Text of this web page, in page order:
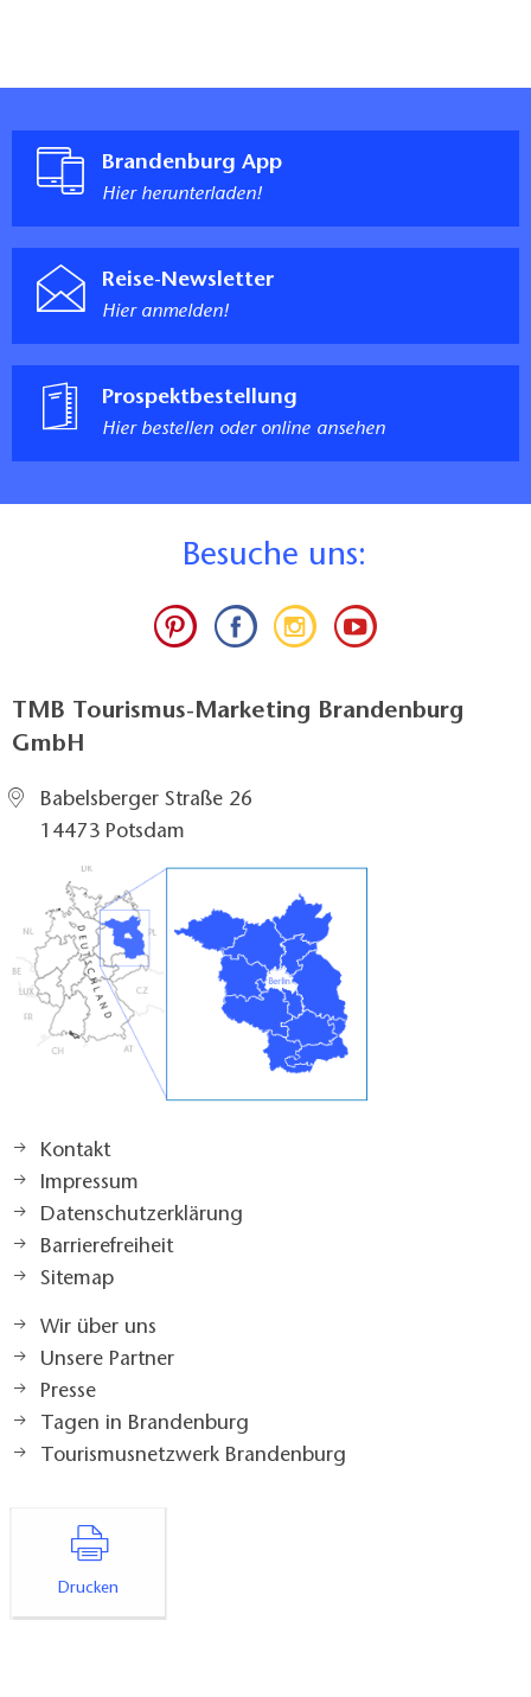
Brandenburg App
Hier herunterladen!
Reise-Newsletter
Hier anmelden!
Prospektbestellung
Hier bestellen oder online ansehen
Besuche uns:
TMB Tourismus-Marketing Brandenburg
GmbH
Babelsberger Straße 26
14473 Potsdam
Kontakt
Impressum
Datenschutzerklärung
Barrierefreiheit
Sitemap
Wir über uns
Unsere Partner
Presse
Tagen in Brandenburg
Tourismusnetzwerk Brandenburg
Drucken